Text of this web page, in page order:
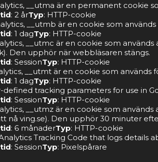
__utma är en permanent cookie
: 2 årTyp: HTTP-cookie
__utmb är en cookie som
: 1 dagTyp: HTTP-cookie
__utmc är en cookie som
Den upphör när webbläsaren stängs.
: SessionTyp: HTTP-cookie
__utmt är en cookie som
: 1 dagTyp: HTTP-cookie
defined tracking parameters for use in
: SessionTyp: HTTP-cookie
__utmz är en cookie som
nå ving.se). Den upphör 30 minuter
: 6 månaderTyp: HTTP-cookie
Tracking Code that logs details
: SessionTyp: Pixelspårare